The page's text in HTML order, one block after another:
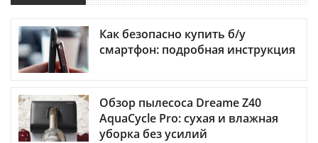
Как безопасно купить б/у
смартфон: подробная инструкция
Обзор пылесоса Dreame Z40
AquaCycle Pro: сухая и влажная
уборка без усилий